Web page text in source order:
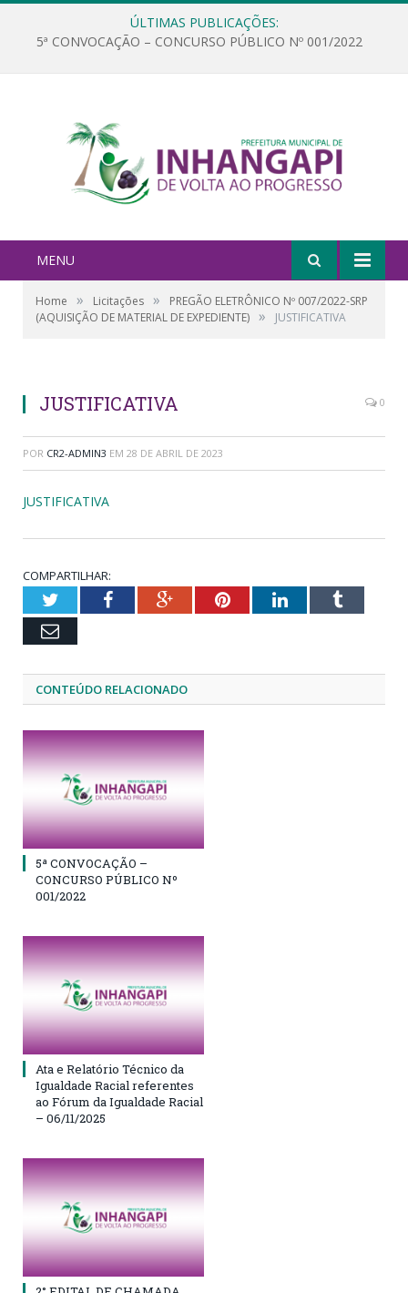
ÚLTIMAS PUBLICAÇÕES:
5ª CONVOCAÇÃO – CONCURSO PÚBLICO Nº 001/2022
MENU
Home » Licitações »
PREGÃO ELETRÔNICO Nº 007/2022-SRP
(AQUISIÇÃO DE MATERIAL DE EXPEDIENTE) » JUSTIFICATIVA
JUSTIFICATIVA 0
POR CR2-ADMIN3 EM 28 DE ABRIL DE 2023
JUSTIFICATIVA
COMPARTILHAR:
TwitterFacebookGoogle+PinterestLinkedInTumblr
Email
CONTEÚDO RELACIONADO
5ª CONVOCAÇÃO –
CONCURSO PÚBLICO Nº
001/2022
Ata e Relatório Técnico da
Igualdade Racial referentes
ao Fórum da Igualdade Racial
– 06/11/2025